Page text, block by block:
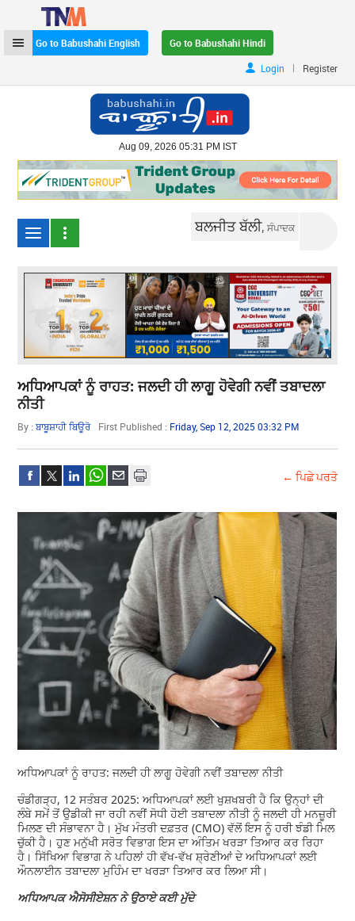
Go to Babushahi English
Go to Babushahi Hindi
Login
| Register
Aug 09, 2026 05:31 PM IST
ਬਲਜੀਤ ਬੱਲੀ,ਸੰਪਾਦਕ
ਅਧਿਆਪਕਾਂ ਨੂੰ ਰਾਹਤ: ਜਲਦੀ ਹੀ ਲਾਗੂ ਹੋਵੇਗੀ ਨਵੀਂ ਤਬਾਦਲਾ
ਨੀਤੀ
By :ਬਾਬੂਸ਼ਾਹੀ ਬਿਊਰੋ First Published : Friday, Sep 12, 2025 03:32 PM
← ਪਿਛੇ ਪਰਤੋ
ਅਧਿਆਪਕਾਂ ਨੂੰ ਰਾਹਤ: ਜਲਦੀ ਹੀ ਲਾਗੂ ਹੋਵੇਗੀ ਨਵੀਂ ਤਬਾਦਲਾ ਨੀਤੀ
ਚੰਡੀਗੜ੍ਹ, 12 ਸਤੰਬਰ 2025: ਅਧਿਆਪਕਾਂ ਲਈ ਖੁਸ਼ਖਬਰੀ ਹੈ ਕਿ ਉਨ੍ਹਾਂ ਦੀ
ਲੰਬੇ ਸਮੇਂ ਤੋਂ ਉਡੀਕੀ ਜਾ ਰਹੀ ਨਵੀਂ ਸੋਧੀ ਹੋਈ ਤਬਾਦਲਾ ਨੀਤੀ ਨੂੰ ਜਲਦੀ ਹੀ ਮਨਜ਼ੂਰੀ
ਮਿਲਣ ਦੀ ਸੰਭਾਵਨਾ ਹੈ। ਮੁੱਖ ਮੰਤਰੀ ਦਫ਼ਤਰ (CMO) ਵੱਲੋਂ ਇਸ ਨੂੰ ਹਰੀ ਝੰਡੀ ਮਿਲ
ਚੁੱਕੀ ਹੈ। ਹੁਣ ਮਨੁੱਖੀ ਸਰੋਤ ਵਿਭਾਗ ਇਸ ਦਾ ਅੰਤਿਮ ਖਰੜਾ ਤਿਆਰ ਕਰ ਰਿਹਾ
ਹੈ। ਸਿੱਖਿਆ ਵਿਭਾਗ ਨੇ ਪਹਿਲਾਂ ਹੀ ਵੱਖ-ਵੱਖ ਸ਼੍ਰੇਣੀਆਂ ਦੇ ਅਧਿਆਪਕਾਂ ਲਈ
ਔਨਲਾਈਨ ਤਬਾਦਲਾ ਮੁਹਿੰਮ ਦਾ ਖਰੜਾ ਤਿਆਰ ਕਰ ਲਿਆ ਸੀ।
ਅਧਿਆਪਕ ਐਸੋਸੀਏਸ਼ਨ ਨੇ ਉਠਾਏ ਕਈ ਮੁੱਦੇ